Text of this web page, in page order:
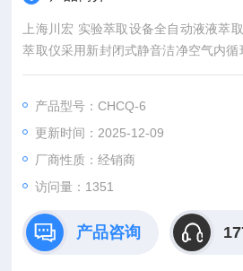
上海川宏 实验萃取设备全自动液液萃
萃取仪采用新封闭式静音洁净空气内循
合技术，设备实现自动萃取，自动放
产品型号：CHCQ-6
更新时间：2025-12-09
厂商性质：经销商
访问量：1351
产品咨询